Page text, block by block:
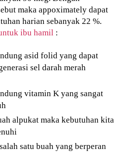
maka appoximately dapat
harian sebanyak 22 %.
ibu hamil :
asid folid yang dapat
sel darah merah
vitamin K yang sangat
alpukat maka kebutuhan kita
satu buah yang berperan